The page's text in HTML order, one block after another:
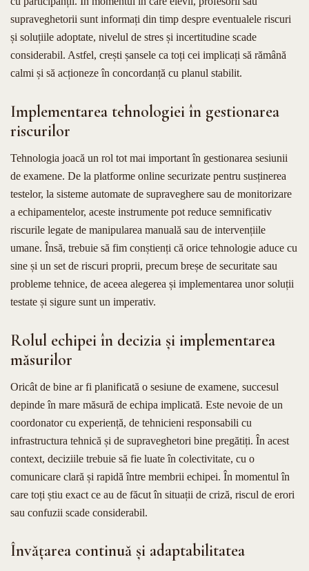
supraveghetorii sunt informați din timp despre eventualele riscuri
și soluțiile adoptate, nivelul de stres și incertitudine scade
considerabil. Astfel, crești șansele ca toți cei implicați să rămână
calmi și să acționeze în concordanță cu planul stabilit.
Implementarea tehnologiei în gestionarea
riscurilor
Tehnologia joacă un rol tot mai important în gestionarea sesiunii
de examene. De la platforme online securizate pentru susținerea
testelor, la sisteme automate de supraveghere sau de monitorizare
a echipamentelor, aceste instrumente pot reduce semnificativ
riscurile legate de manipularea manuală sau de intervențiile
umane. Însă, trebuie să fim conștienți că orice tehnologie aduce cu
sine și un set de riscuri proprii, precum breșe de securitate sau
probleme tehnice, de aceea alegerea și implementarea unor soluții
testate și sigure sunt un imperativ.
Rolul echipei în decizia și implementarea
măsurilor
Oricât de bine ar fi planificată o sesiune de examene, succesul
depinde în mare măsură de echipa implicată. Este nevoie de un
coordonator cu experiență, de tehnicieni responsabili cu
infrastructura tehnică și de supraveghetori bine pregătiți. În acest
context, deciziile trebuie să fie luate în colectivitate, cu o
comunicare clară și rapidă între membrii echipei. În momentul în
care toți știu exact ce au de făcut în situații de criză, riscul de erori
sau confuzii scade considerabil.
Învățarea continuă și adaptabilitatea